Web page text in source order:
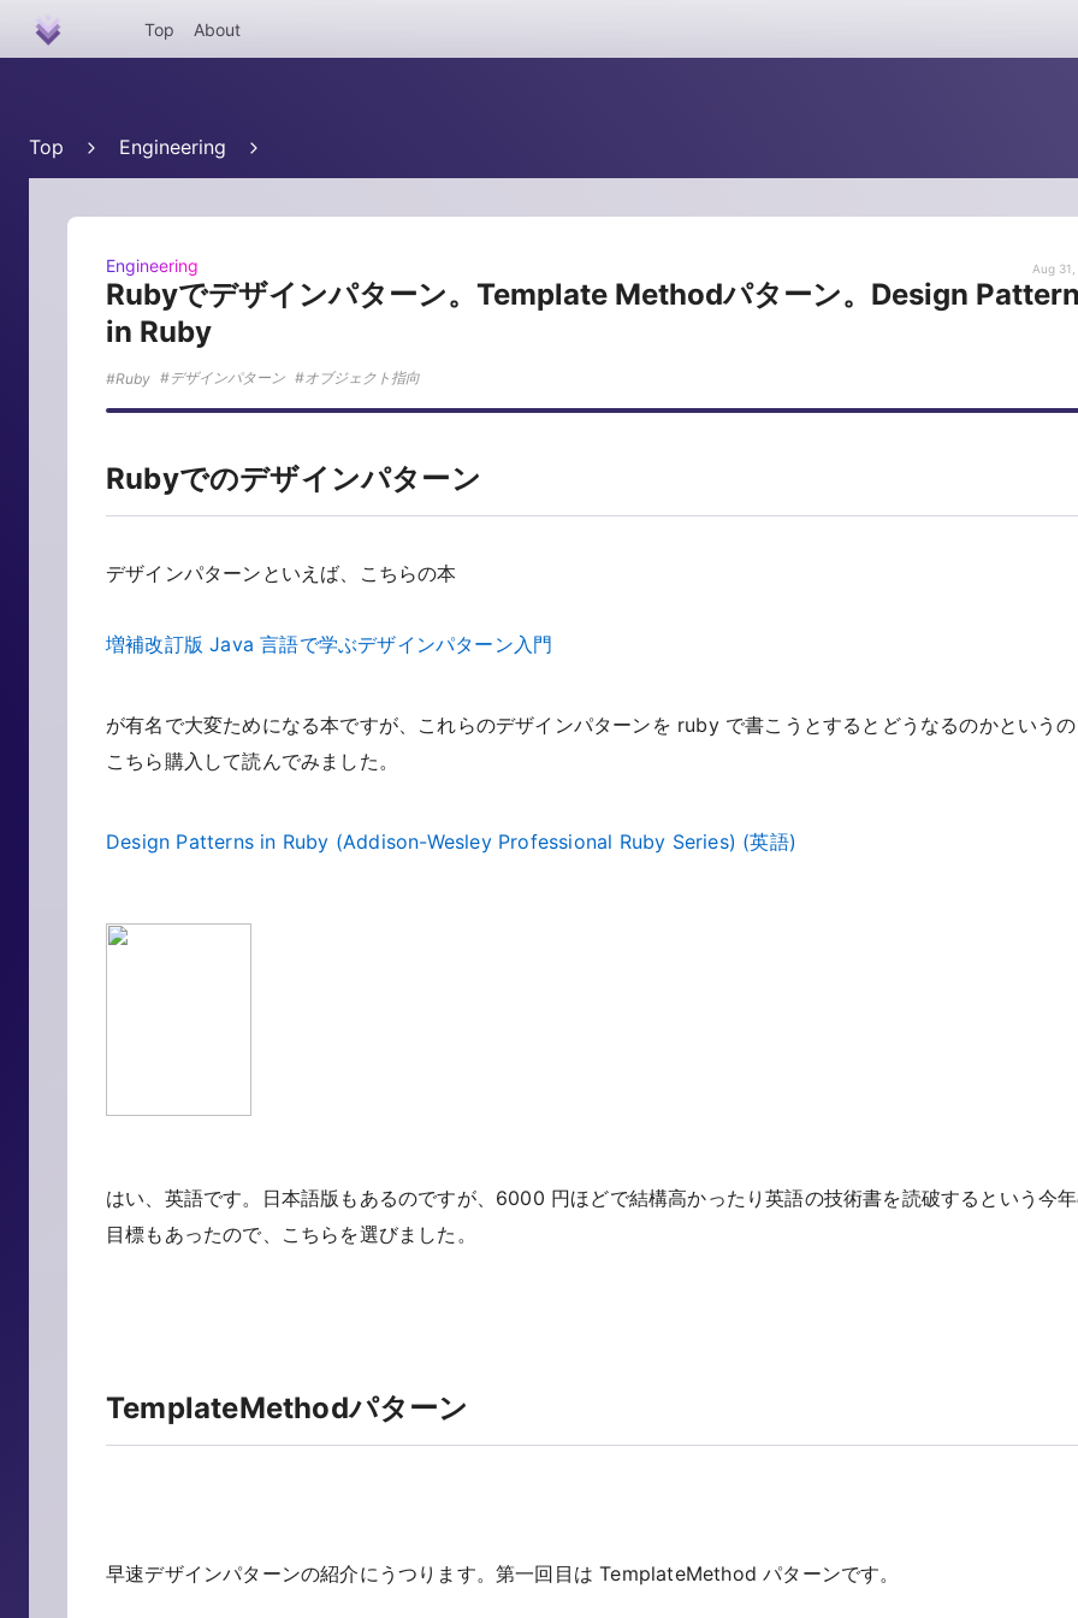
Top About
Top Engineering
Engineering Aug
Rubyでデザインパターン。Template Methodパターン。Design
in Ruby
Ruby デザインパターン オブジェクト指向
Rubyでのデザインパターン
デザインパターンといえば、こちらの本
増補改訂版 Java 言語で学ぶデザインパターン入門
が有名で大変ためになる本ですが、これらのデザインパターンを ruby で書こうとするとどうなるのかという
こちら購入して読んでみました。
Design Patterns in Ruby (Addison-Wesley Professional Ruby Series) (英語)
はい、英語です。日本語版もあるのですが、6000 円ほどで結構高かったり英語の技術書を読破するという今
目標もあったので、こちらを選びました。
TemplateMethodパターン
早速デザインパターンの紹介にうつります。第一回目は TemplateMethod パターンです。